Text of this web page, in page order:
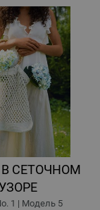
СЕТОЧНОМ
УЗОРЕ
1 | Модель 5